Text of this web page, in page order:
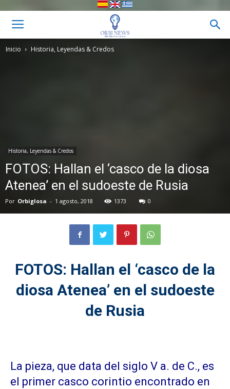
Inicio Historia, Leyendas & Credos
Historia, Leyendas & Credos
FOTOS: Hallan el ‘casco de la diosa
Atenea’ en el sudoeste de Rusia
Por Orbiglosa - 1 agosto, 2018 1373 0
FOTOS: Hallan el ‘casco de la
diosa Atenea’ en el sudoeste
de Rusia
La pieza, que data del siglo V a. de C., es
el primer casco corintio encontrado en